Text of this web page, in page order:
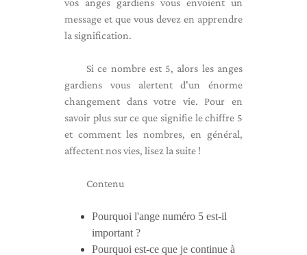
vos anges gardiens vous envoient un
message et que vous devez en apprendre
la signification.
Si ce nombre est 5, alors les anges
gardiens vous alertent d'un énorme
changement dans votre vie. Pour en
savoir plus sur ce que signifie le chiffre 5
et comment les nombres, en général,
affectent nos vies, lisez la suite !
Contenu
Pourquoi l'ange numéro 5 est-il
important ?
Pourquoi est-ce que je continue à